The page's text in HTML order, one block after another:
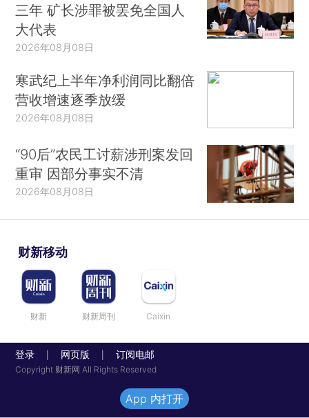
三年 矿长涉罪被罢免全国人
大代表
2026年08月08日
寒武纪上半年净利润同比翻倍
营收增速逐季放缓
2026年08月08日
“90后”农民工讨薪涉刑案发回
重审 因部分事实不清
2026年08月08日
财新移动
财新 财新周刊 Caixin
登录 网页版 订阅电邮
Copyright 财新网 All Rights Reserved
App 内打开